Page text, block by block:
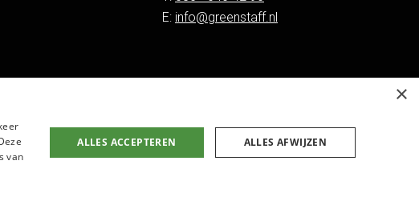
E: info@greenstaff.nl
×
van
ALLES ACCEPTEREN ALLES AFWIJZEN